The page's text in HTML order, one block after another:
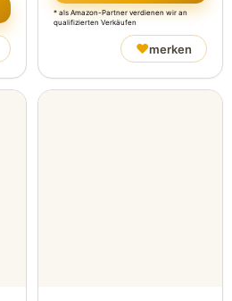
* als Amazon-Partner verdienen wir an
qualifizierten Verkäufen
♥merken